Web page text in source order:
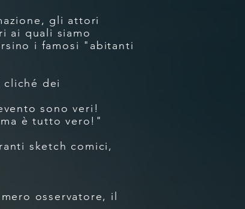
gli attori
ai quali siamo
i famosi "abitanti
dei
sono veri!
è tutto vero!"
sketch comici,
osservatore, il